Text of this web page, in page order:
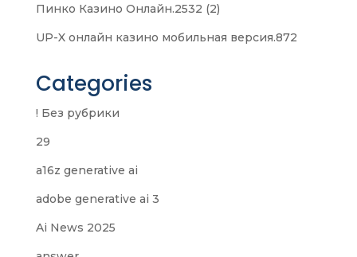
Пинко Казино Онлайн.2532 (2)
UP-X онлайн казино мобильная версия.872
Categories
! Без рубрики
29
a16z generative ai
adobe generative ai 3
Ai News 2025